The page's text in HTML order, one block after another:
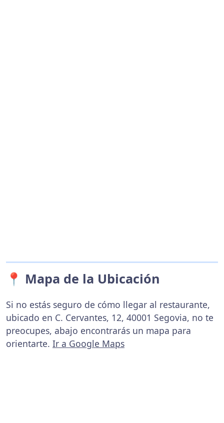
📍 Mapa de la Ubicación
Si no estás seguro de cómo llegar al restaurante,
ubicado en C. Cervantes, 12, 40001 Segovia, no te
preocupes, abajo encontrarás un mapa para
orientarte. Ir a Google Maps